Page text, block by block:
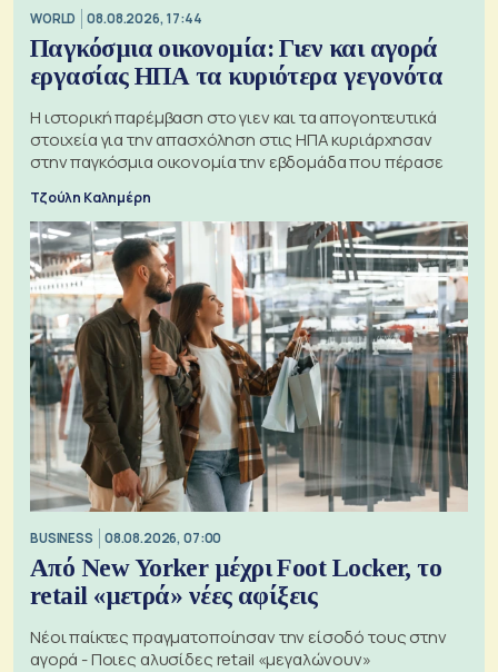
WORLD 08.08.2026, 17:44
Παγκόσμια οικονομία: Γιεν και αγορά
εργασίας ΗΠΑ τα κυριότερα γεγονότα
Η ιστορική παρέμβαση στο γιεν και τα απογοητευτικά
στοιχεία για την απασχόληση στις ΗΠΑ κυριάρχησαν
στην παγκόσμια οικονομία την εβδομάδα που πέρασε
Τζούλη Καλημέρη
BUSINESS 08.08.2026, 07:00
Από New Yorker μέχρι Foot Locker, το
retail «μετρά» νέες αφίξεις
Νέοι παίκτες πραγματοποίησαν την είσοδό τους στην
αγορά - Ποιες αλυσίδες retail «μεγαλώνουν»